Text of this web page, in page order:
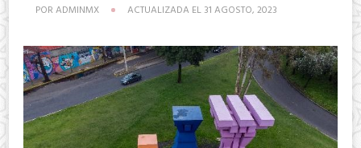
POR ADMINMX ACTUALIZADA EL 31 AGOSTO, 2023